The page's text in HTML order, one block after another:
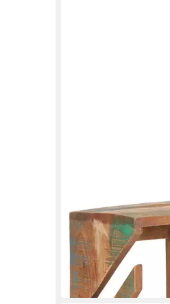
VIDAXL
Inlineskates
25x20x30 cm
ab 48,99 €
in 5-6 Werktagen bei dir